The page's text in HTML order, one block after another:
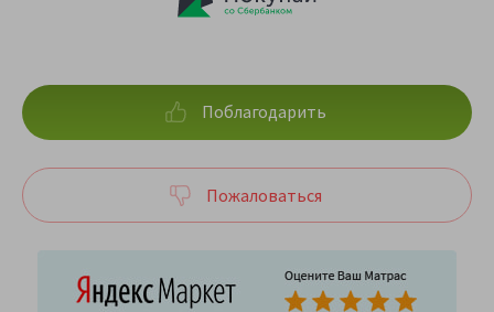
Поблагодарить
Пожаловаться